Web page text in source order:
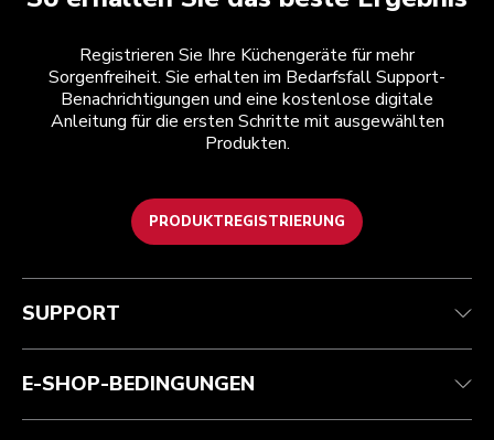
Registrieren Sie Ihre Küchengeräte für mehr
Sorgenfreiheit. Sie erhalten im Bedarfsfall Support-
Benachrichtigungen und eine kostenlose digitale
Anleitung für die ersten Schritte mit ausgewählten
Produkten.
PRODUKTREGISTRIERUNG
Health Check
Verfolgen Sie Ihre Bestellung
Garantie und Dokumente
Häufig gestellte fragen
Teilnahmebedingungen
Rückgaben und Erstattungen
Impressum
ODR
Die Marke
Händlersuche
SUPPORT
E-SHOP-BEDINGUNGEN